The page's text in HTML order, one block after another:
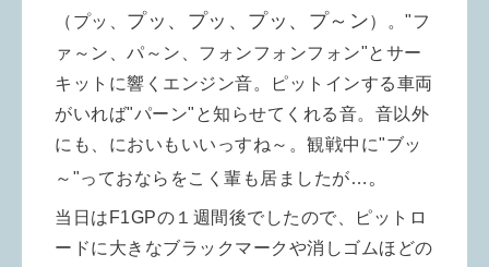
（プッ、 プッ、プッ、プッ、プ～ン）。"フ
ァ～ン、パ～ン、フォンフォンフォン"とサー
キットに響くエンジン音。ピットインする車両
がいれば"パーン"と知らせてくれる音。 音以外
にも、においもいいっすね～。観戦中に"ブッ
～"っておならをこく輩も居ましたが… 。
当日はF1GPの１週間後でしたので、ピットロ
ードに大きなブラックマークや消しゴムほどの